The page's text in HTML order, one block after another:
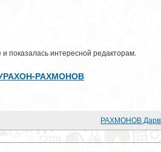
показалась интересной редакторам.
РАХМОНОВ
РАХМОНОВ